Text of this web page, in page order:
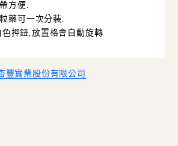
方便 .
藥可一次分裝.
押鈕,放置格會自動旋轉
豐實業股份有限公司